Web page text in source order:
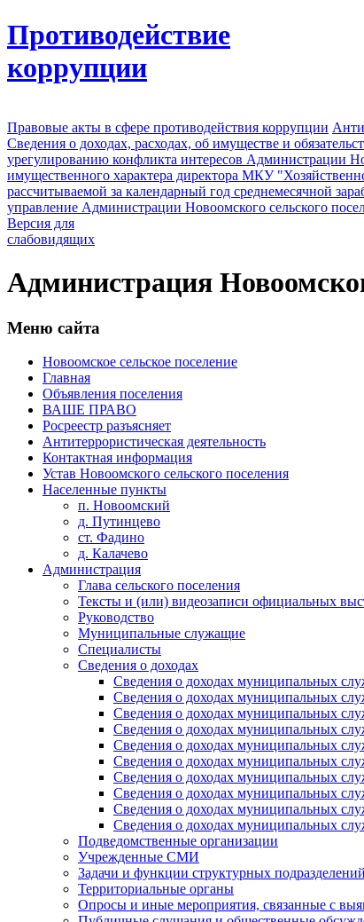
Противодействие
коррупции
Правовые акты в сфере противодействия коррупции
Сведения о доходах, расходах, об имуществе и
урегулированию конфликта интересов Администрации
имущественного характера директора МКУ
рассчитываемой за календарный год среднемесячной
управление Администрации Новоомского сельского
Версия для
слабовидящих
Администрация
Меню сайта
Новоомское сельское поселение
Главная
Объявления поселения
ВАШЕ ПРАВО
Росреестр разъясняет
Антитеррористическая деятельность
Контактная информация
Устав Новоомского сельского поселения
Населенные пункты
п. Новоомский
д. Путинцево
ст. Фадино
д. Калачево
Администрация
Глава сельского поселения
Тексты и (или) видеозаписи официальных
Руководство
Муниципальные служащие
Специалисты
Сведения о доходах
Сведения о доходах муниципальных
Сведения о доходах муниципальных
Сведения о доходах муниципальных
Сведения о доходах муниципальных
Сведения о доходах муниципальных
Сведения о доходах муниципальных
Сведения о доходах муниципальных
Сведения о доходах муниципальных
Сведения о доходах муниципальных
Сведения о доходах муниципальных
Подведомственные организации
Учрежденные СМИ
Задачи и функции структурных подразделений
Территориальные органы
Опросы и иные мероприятия, связанные с